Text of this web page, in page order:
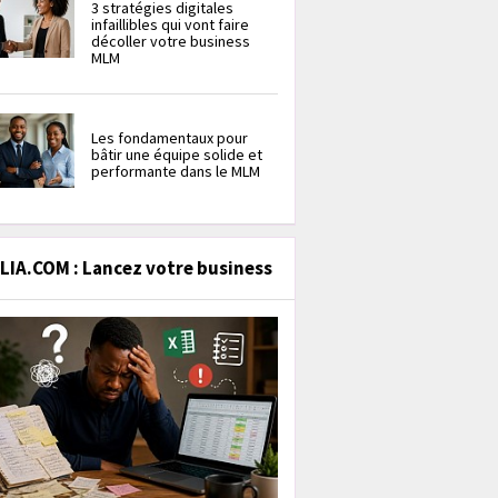
3 stratégies digitales
infaillibles qui vont faire
décoller votre business
MLM
Les fondamentaux pour
bâtir une équipe solide et
performante dans le MLM
: Lancez votre business